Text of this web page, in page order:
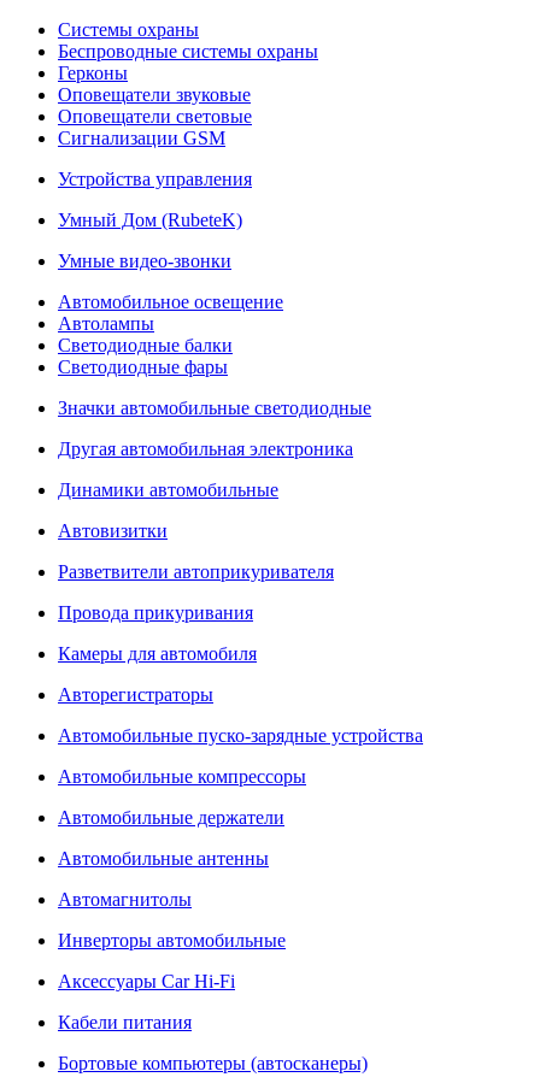
Системы охраны
Беспроводные системы охраны
Герконы
Оповещатели звуковые
Оповещатели световые
Сигнализации GSM
Устройства управления
Умный Дом (RubeteK)
Умные видео-звонки
Автомобильное освещение
Автолампы
Светодиодные балки
Светодиодные фары
Значки автомобильные светодиодные
Другая автомобильная электроника
Динамики автомобильные
Автовизитки
Разветвители автоприкуривателя
Провода прикуривания
Камеры для автомобиля
Авторегистраторы
Автомобильные пуско-зарядные устройства
Автомобильные компрессоры
Автомобильные держатели
Автомобильные антенны
Автомагнитолы
Инверторы автомобильные
Аксессуары Car Hi-Fi
Кабели питания
Бортовые компьютеры (автосканеры)